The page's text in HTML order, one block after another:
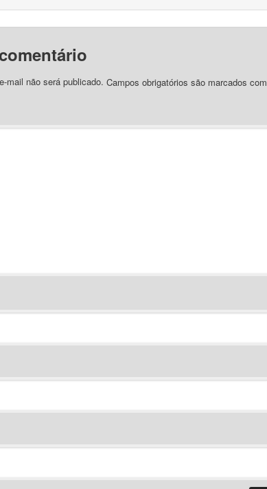
mail não será publicado. Campos obrigatórios são marcados com